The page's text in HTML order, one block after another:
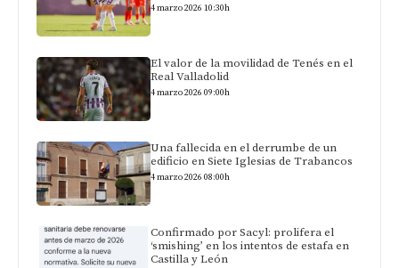
4 marzo 2026 10:30h
El valor de la movilidad de Tenés en el
Real Valladolid
4 marzo 2026 09:00h
Una fallecida en el derrumbe de un
edificio en Siete Iglesias de Trabancos
4 marzo 2026 08:00h
Confirmado por Sacyl: prolifera el
‘smishing’ en los intentos de estafa en
Castilla y León